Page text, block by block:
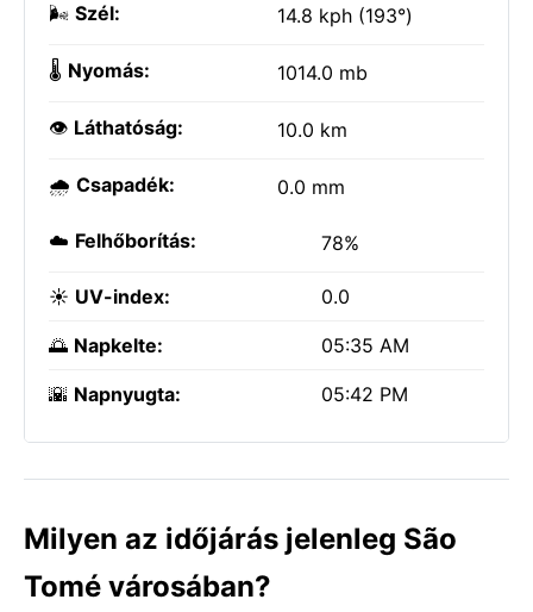
🌬️ Szél: 14.8 kph (193°)
🌡️ Nyomás: 1014.0 mb
👁️ Láthatóság: 10.0 km
🌧️ Csapadék: 0.0 mm
☁️ Felhőborítás: 78%
☀️ UV-index: 0.0
🌅 Napkelte: 05:35 AM
🌇 Napnyugta: 05:42 PM
Milyen az időjárás jelenleg São
Tomé városában?